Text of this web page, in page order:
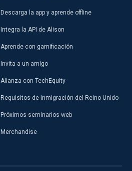
Descarga la app y aprende offline
Integra la API de Alison
Aprende con gamificación
Invita a un amigo
Alianza con TechEquity
Requisitos de Inmigración del Reino Unido
Próximos seminarios web
Merchandise